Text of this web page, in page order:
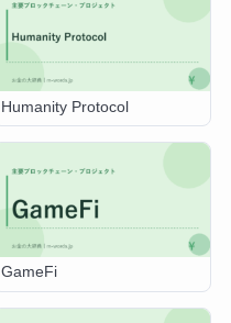
Humanity Protocol
GameFi